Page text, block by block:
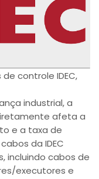
controle IDEC,
industrial, a
afeta a
e a taxa de
da IDEC
incluindo cabos de
executores e